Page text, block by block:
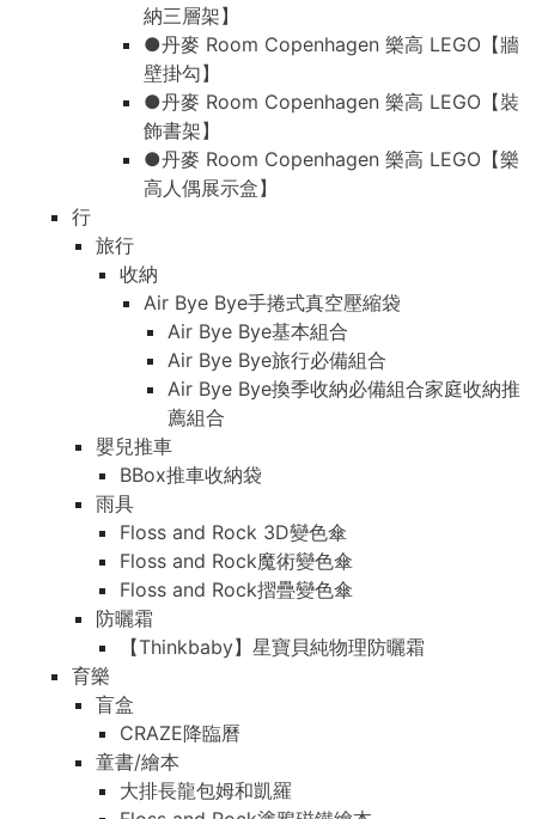
納三層架】
●丹麥 Room Copenhagen 樂高 LEGO【牆
壁掛勾】
●丹麥 Room Copenhagen 樂高 LEGO【裝
飾書架】
●丹麥 Room Copenhagen 樂高 LEGO【樂
高人偶展示盒】
行
旅行
收納
Air Bye Bye手捲式真空壓縮袋
Air Bye Bye基本組合
Air Bye Bye旅行必備組合
Air Bye Bye換季收納必備組合家庭收納推
薦組合
嬰兒推車
BBox推車收納袋
雨具
Floss and Rock 3D變色傘
Floss and Rock魔術變色傘
Floss and Rock摺疊變色傘
防曬霜
【Thinkbaby】星寶貝純物理防曬霜
育樂
盲盒
CRAZE降臨曆
童書/繪本
大排長龍包姆和凱羅